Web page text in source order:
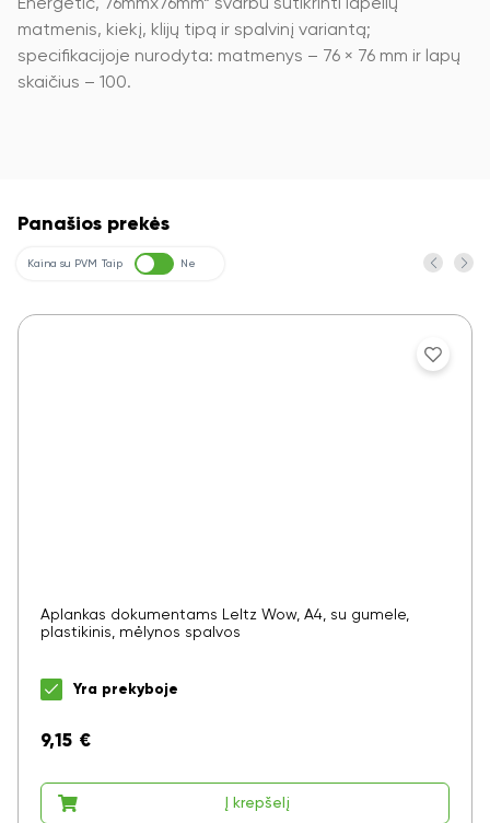
Energetic, 76mmx76mm“ svarbu sutikrinti lapelių
matmenis, kiekį, klijų tipą ir spalvinį variantą;
specifikacijoje nurodyta: matmenys – 76 × 76 mm ir lapų
skaičius – 100.
Panašios prekės
Kaina su PVM Taip Ne
Aplankas dokumentams LeItz Wow, A4, su gumele,
plastikinis, mėlynos spalvos
Yra prekyboje
9,15 €
Į krepšelį